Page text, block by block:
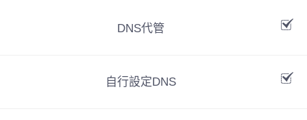
DNS代管
自行設定DNS